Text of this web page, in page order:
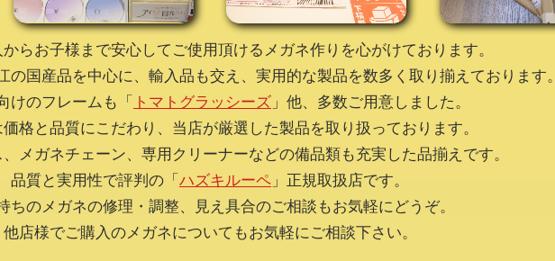
らお子様まで安心してご使用頂けるメガネ作りを心がけております。
の国産品を中心に、輸入品も交え、実用的な製品を数多く取り揃えております。
けのフレームも「
トマトグラッシーズ 」他、多数ご用意しました。
価格と品質にこだわり、当店が厳選した製品を取り扱っております。
メガネチェーン、専用クリーナーなどの備品類も充実した品揃えです。
品質と実用性で評判の「 ハズキルーペ 」正規取扱店です。
ちのメガネの修理・調整、見え具合のご相談もお気軽にどうぞ。
他店様でご購入のメガネについてもお気軽にご相談下さい。